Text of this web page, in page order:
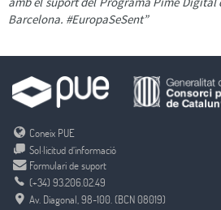
Barcelona. #EuropaSeSent”
Coneix PUE
Sol·licitud d’informació
Formulari de suport
(+34) 93.206.02.49
Av. Diagonal, 98-100. (BCN 08019)